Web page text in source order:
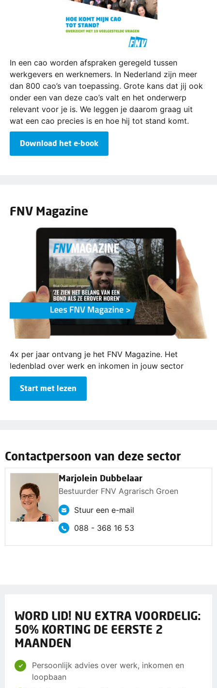
In een cao worden afspraken geregeld tussen
werkgevers en werknemers. In Nederland zijn meer
dan 800 cao’s van toepassing. Grote kans dat jij ook
onder een van deze cao’s valt en het onderwerp
relevant voor je is. We leggen je daarom graag uit
wat een cao precies is en hoe hij tot stand komt.
Download het e-book
FNV Magazine
4x per jaar ontvang je het FNV Magazine. Het
ledenblad over werk en inkomen in jouw sector
Start met lezen
Contactpersoon van deze sector
Marjolein Dubbelaar
Bestuurder FNV Agrarisch Groen
Stuur een e-mail
088 - 368 16 53
WORD LID! NU EXTRA VOORDELIG:
50% KORTING DE EERSTE 2
MAANDEN
Persoonlijk advies over werk, inkomen en
loopbaan